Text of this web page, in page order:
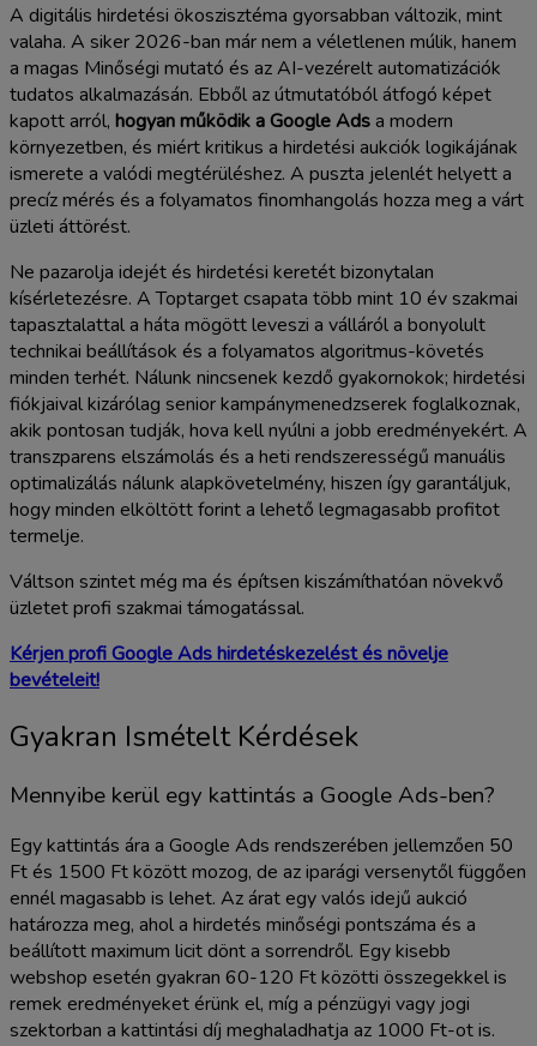
A digitális hirdetési ökoszisztéma gyorsabban változik, mint
valaha. A siker 2026-ban már nem a véletlenen múlik, hanem
a magas Minőségi mutató és az AI-vezérelt automatizációk
tudatos alkalmazásán. Ebből az útmutatóból átfogó képet
kapott arról, hogyan működik a Google Adsa modern
környezetben, és miért kritikus a hirdetési aukciók logikájának
ismerete a valódi megtérüléshez. A puszta jelenlét helyett a
precíz mérés és a folyamatos finomhangolás hozza meg a várt
üzleti áttörést.
Ne pazarolja idejét és hirdetési keretét bizonytalan
kísérletezésre. A Toptarget csapata több mint 10 év szakmai
tapasztalattal a háta mögött leveszi a válláról a bonyolult
technikai beállítások és a folyamatos algoritmus-követés
minden terhét. Nálunk nincsenek kezdő gyakornokok; hirdetési
fiókjaival kizárólag senior kampánymenedzserek foglalkoznak,
akik pontosan tudják, hova kell nyúlni a jobb eredményekért. A
transzparens elszámolás és a heti rendszerességű manuális
optimalizálás nálunk alapkövetelmény, hiszen így garantáljuk,
hogy minden elköltött forint a lehető legmagasabb profitot
termelje.
Váltson szintet még ma és építsen kiszámíthatóan növekvő
üzletet profi szakmai támogatással.
Kérjen profi Google Ads hirdetéskezelést és növelje
bevételeit!
Gyakran Ismételt Kérdések
Mennyibe kerül egy kattintás a Google Ads-ben?
Egy kattintás ára a Google Ads rendszerében jellemzően 50
Ft és 1500 Ft között mozog, de az iparági versenytől függően
ennél magasabb is lehet. Az árat egy valós idejű aukció
határozza meg, ahol a hirdetés minőségi pontszáma és a
beállított maximum licit dönt a sorrendről. Egy kisebb
webshop esetén gyakran 60-120 Ft közötti összegekkel is
remek eredményeket érünk el, míg a pénzügyi vagy jogi
szektorban a kattintási díj meghaladhatja az 1000 Ft-ot is.